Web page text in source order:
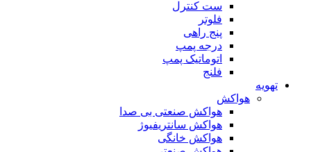
ست کنترل
فلوتر
پنج راهی
درجه پمپ
اتوماتیک پمپ
فلنج
تهویه
هواکش
هواکش صنعتی بی صدا
هواکش سانتریفیوژ
هواکش خانگی